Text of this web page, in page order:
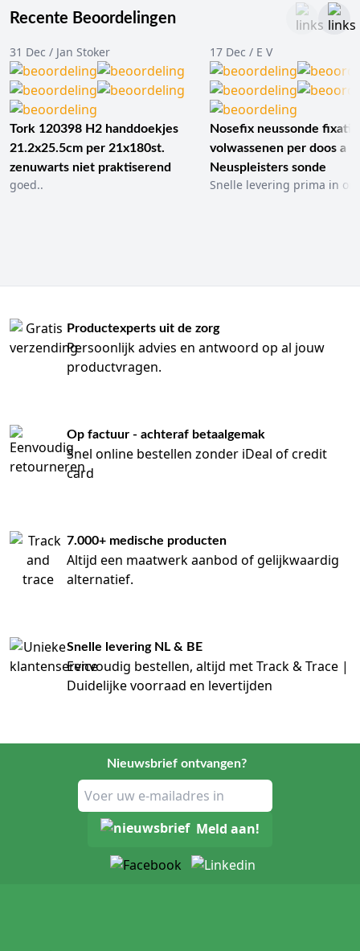
Recente Beoordelingen
31 Dec / Jan Stoker
Tork 120398 H2 handdoekjes
21.2x25.5cm per 21x180st.
zenuwarts niet praktiserend
goed..
17 Dec / E V
Nosefix neussonde
volwassenen per doos a
Neuspleisters sonde
Snelle levering prima in
Productexperts uit de zorg
Persoonlijk advies en antwoord op al jouw
productvragen.
Op factuur - achteraf betaalgemak
Snel online bestellen zonder iDeal of credit
card
7.000+ medische producten
Altijd een maatwerk aanbod of gelijkwaardig
alternatief.
Snelle levering NL & BE
Eenvoudig bestellen, altijd met Track & Trace |
Duidelijke voorraad en levertijden
Nieuwsbrief ontvangen?
Meld aan!